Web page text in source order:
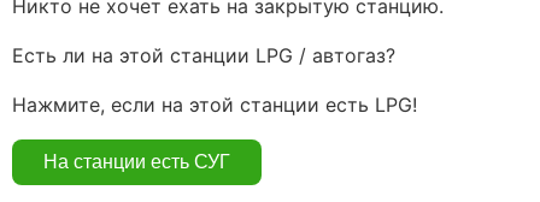
Никто не хочет ехать на закрытую станцию.
Есть ли на этой станции LPG / автогаз?
Нажмите, если на этой станции есть LPG!